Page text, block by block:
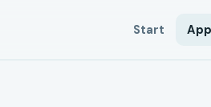
Start